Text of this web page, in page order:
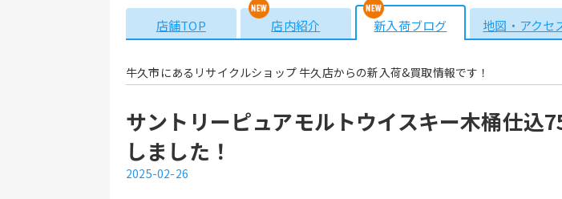
店舗TOP 店内紹介 新入荷ブログ 地図・アクセ
牛久市にあるリサイクルショップ 牛久店からの新入荷&買取情報です！
サントリーピュアモルトウイスキー木桶仕込
しました！
2025-02-26